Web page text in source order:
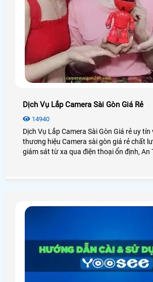
Dịch Vụ Lắp Camera Sài Gòn Giá Rẻ
14940
Dịch Vụ Lắp Camera Sài Gòn Giá rẻ uy
thương hiệu Camera sài gòn giá rẻ chất
giám sát từ xa qua điện thoại ổn định, An